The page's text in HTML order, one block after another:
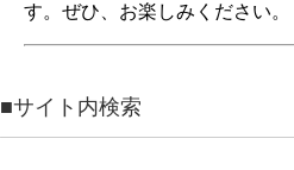
す。ぜひ、お楽しみください。
■サイト内検索